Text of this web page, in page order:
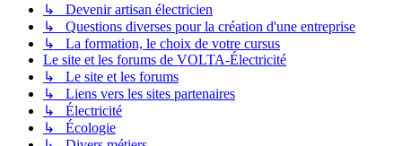
↳ Devenir artisan électricien
↳ Questions diverses pour la création d'une entreprise
↳ La formation, le choix de votre cursus
Le site et les forums de VOLTA-Électricité
↳ Le site et les forums
↳ Liens vers les sites partenaires
↳ Électricité
↳ Écologie